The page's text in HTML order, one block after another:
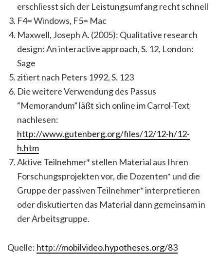
erschliesst sich der Leistungsumfang recht schnell
F4= Windows, F5= Mac
Maxwell, Joseph A. (2005): Qualitative research
design: An interactive approach, S. 12, London:
Sage
zitiert nach Peters 1992, S. 123
Die weitere Verwendung des Passus
“Memorandum” läßt sich online im Carrol-Text
nachlesen:
http://www.gutenberg.org/files/12/12-h/12-
h.htm
Aktive Teilnehmer* stellen Material aus Ihren
Forschungsprojekten vor, die Dozenten* und die
Gruppe der passiven Teilnehmer* interpretieren
oder diskutierten das Material dann gemeinsam in
der Arbeitsgruppe.
Quelle: http://mobilvideo.hypotheses.org/83